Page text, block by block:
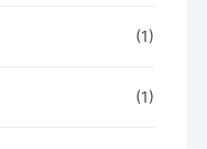
(1)
(1)